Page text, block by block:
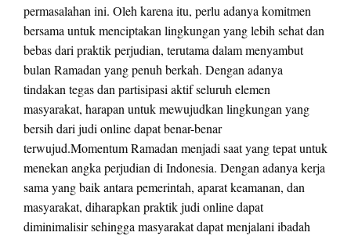
permasalahan ini. Oleh karena itu, perlu adanya komitmen
bersama untuk menciptakan lingkungan yang lebih sehat dan
bebas dari praktik perjudian, terutama dalam menyambut
bulan Ramadan yang penuh berkah. Dengan adanya
tindakan tegas dan partisipasi aktif seluruh elemen
masyarakat, harapan untuk mewujudkan lingkungan yang
bersih dari judi online dapat benar-benar
terwujud.Momentum Ramadan menjadi saat yang tepat untuk
menekan angka perjudian di Indonesia. Dengan adanya kerja
sama yang baik antara pemerintah, aparat keamanan, dan
masyarakat, diharapkan praktik judi online dapat
diminimalisir sehingga masyarakat dapat menjalani ibadah